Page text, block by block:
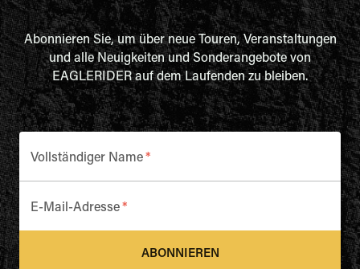
Abonnieren Sie, um über neue Touren, Veranstaltungen
und alle Neuigkeiten und Sonderangebote von
EAGLERIDER auf dem Laufenden zu bleiben.
Vollständiger Name*
E-Mail-Adresse*
ABONNIEREN